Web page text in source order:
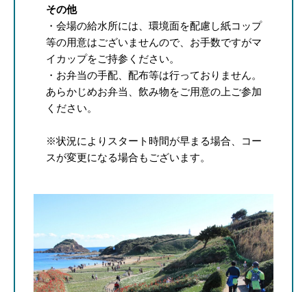
その他
・会場の給水所には、環境面を配慮し紙コップ
等の用意はございませんので、お手数ですがマ
イカップをご持参ください。
・お弁当の手配、配布等は行っておりません。
あらかじめお弁当、飲み物をご用意の上ご参加
ください。
​※状況によりスタート時間が早まる場合、コー
スが変更になる場合もございます。